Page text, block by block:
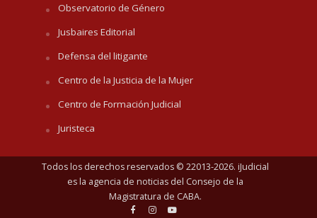
Observatorio de Género
Jusbaires Editorial
Defensa del litigante
Centro de la Justicia de la Mujer
Centro de Formación Judicial
Juristeca
Todos los derechos reservados © 22013-2026. iJudicial
es la agencia de noticias del Consejo de la
Magistratura de CABA.